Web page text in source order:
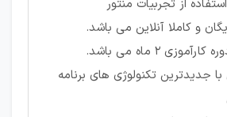
از تجربیات منتور
و کاملا آنلاین می باشد.
2 ماه می باشد.
با جدیدترین تکنولوژی های برنامه